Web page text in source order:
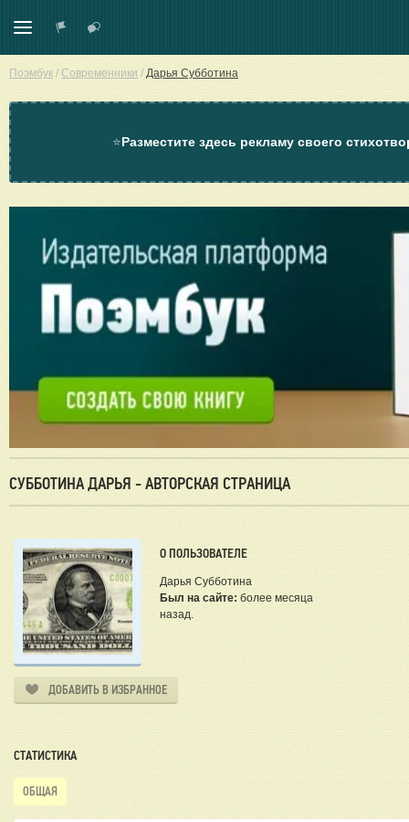
Поэмбук / Современники / Дарья Субботина
⭐Разместите здесь рекламу своего
СУББОТИНА ДАРЬЯ - АВТОРСКАЯ СТРАНИЦА
О ПОЛЬЗОВАТЕЛЕ
Дарья Субботина
Был на сайте: более месяца
назад.
ДОБАВИТЬ В ИЗБРАННОЕ
СТАТИСТИКА
ОБЩАЯ